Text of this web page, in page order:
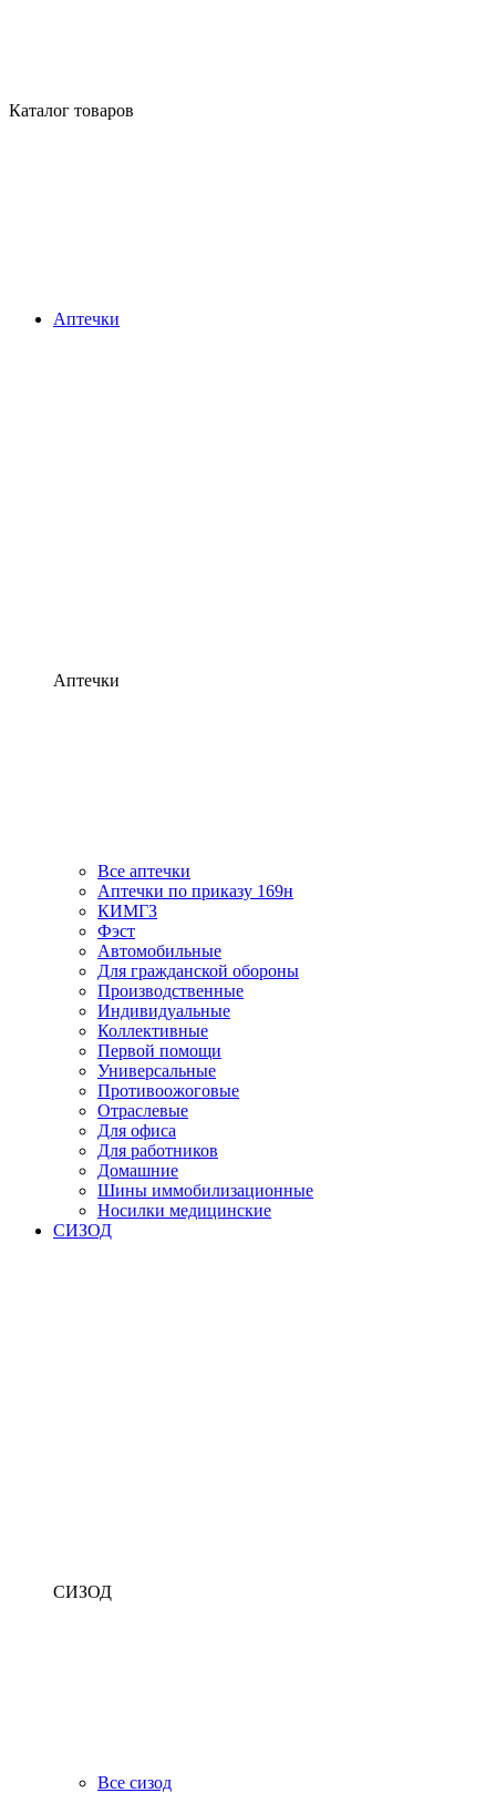
Каталог товаров
Аптечки
Аптечки
Все аптечки
Аптечки по приказу 169н
КИМГЗ
Фэст
Автомобильные
Для гражданской обороны
Производственные
Индивидуальные
Коллективные
Первой помощи
Универсальные
Противоожоговые
Отраслевые
Для офиса
Для работников
Домашние
Шины иммобилизационные
Носилки медицинские
СИЗОД
СИЗОД
Все сизод